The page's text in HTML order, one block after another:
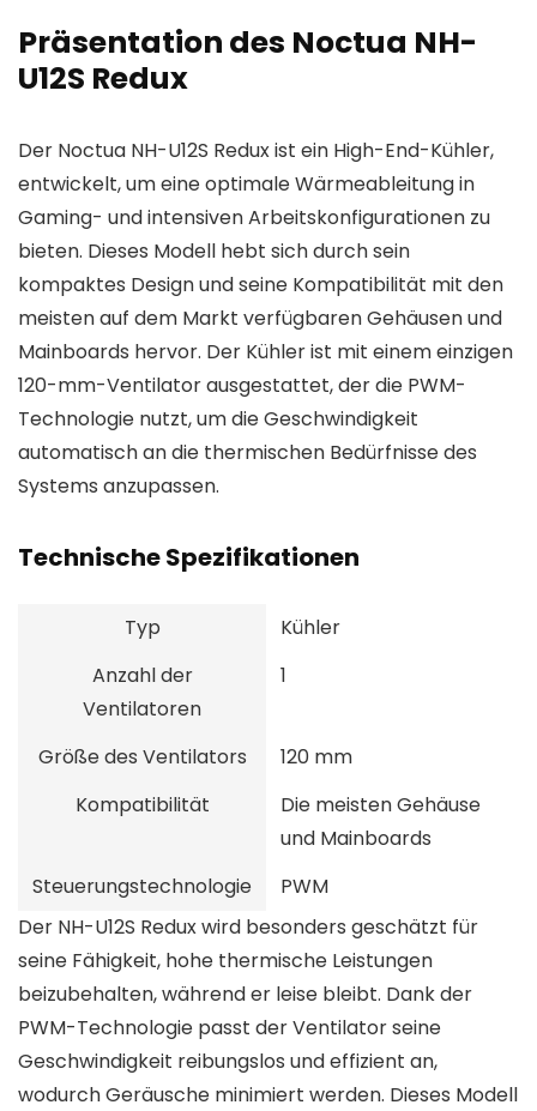
Präsentation des Noctua NH-
U12S Redux
Der Noctua NH-U12S Redux ist ein High-End-Kühler,
entwickelt, um eine optimale Wärmeableitung in
Gaming- und intensiven Arbeitskonfigurationen zu
bieten. Dieses Modell hebt sich durch sein
kompaktes Design und seine Kompatibilität mit den
meisten auf dem Markt verfügbaren Gehäusen und
Mainboards hervor. Der Kühler ist mit einem einzigen
120-mm-Ventilator ausgestattet, der die PWM-
Technologie nutzt, um die Geschwindigkeit
automatisch an die thermischen Bedürfnisse des
Systems anzupassen.
Technische Spezifikationen
Typ
Kühler
Anzahl der
Ventilatoren
1
Größe des Ventilators
120 mm
Kompatibilität
Die meisten Gehäuse
und Mainboards
Steuerungstechnologie
PWM
Der NH-U12S Redux wird besonders geschätzt für
seine Fähigkeit, hohe thermische Leistungen
beizubehalten, während er leise bleibt. Dank der
PWM-Technologie passt der Ventilator seine
Geschwindigkeit reibungslos und effizient an,
wodurch Geräusche minimiert werden. Dieses Modell